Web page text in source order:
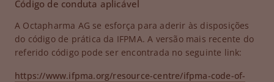
Código de conduta aplicável
A Octapharma AG se esforça para aderir às disposições
do código de prática da IFPMA. A versão mais recente do
referido código pode ser encontrada no seguinte link:
https://www.ifpma.org/resource-centre/ifpma-code-of-